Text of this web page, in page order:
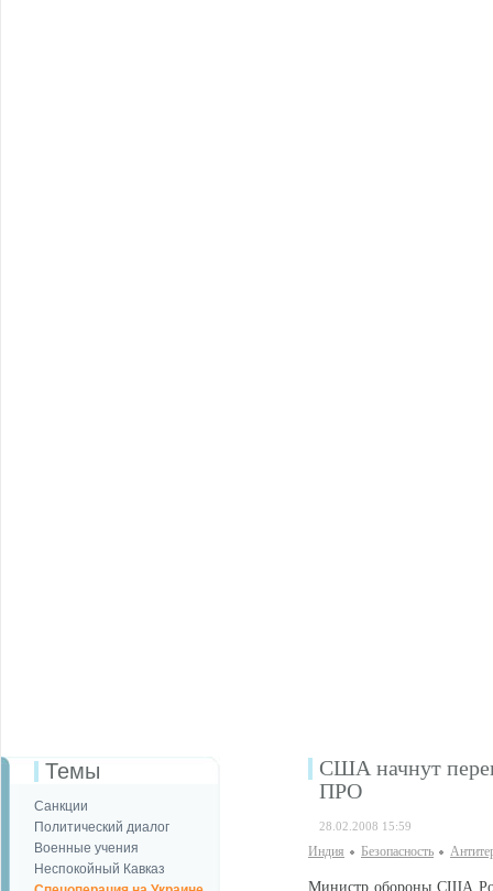
Темы
Санкции
Политический диалог
Военные учения
Неспокойный Кавказ
США начнут
ПРО
28.02.2008 15:59
Индия Безопаcность
Министр обороны США